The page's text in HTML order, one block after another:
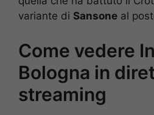
variante di Sansone al
Come vedere
Bologna in
streaming